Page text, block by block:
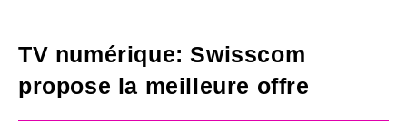
TV numérique: Swisscom
propose la meilleure offre